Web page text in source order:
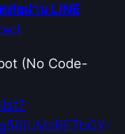
ต่อผ่าน LINE
(No Code-